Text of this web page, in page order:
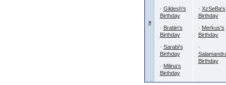
»
· Gildesh's
Birthday
· Bratiin's
Birthday
· Sarabi's
Birthday
· Milina's
Birthday
· XzSeBa's
Birthday
· Merkus's
Birthday
·
Birthday